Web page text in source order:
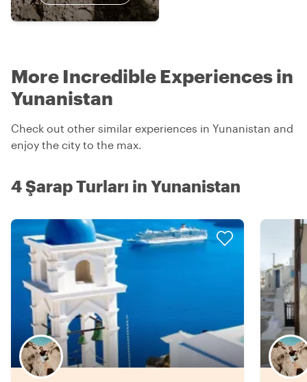
More Incredible Experiences in
Yunanistan
Check out other similar experiences in Yunanistan and
enjoy the city to the max.
4 Şarap Turları in Yunanistan